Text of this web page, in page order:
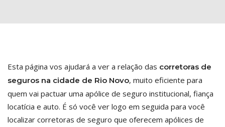
Esta página vos ajudará a ver a relação das corretoras de
seguros na cidade de Rio Novo, muito eficiente para
quem vai pactuar uma apólice de seguro institucional, fiança
locatícia e auto. É só você ver logo em seguida para você
localizar corretoras de seguro que oferecem apólices de